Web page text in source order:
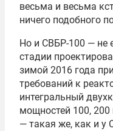
весьма и весьма
ничего подобного
Но и СВБР-100 — не
стадии
зимой 2016 года
требований к
интегральный
мощностей 100,
— такая же, как и у